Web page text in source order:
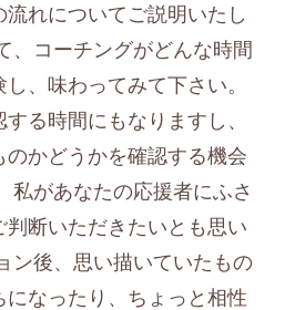
れについてご説明いたし
、コーチングがどんな時間
、味わってみて下さい。
る時間にもなりますし、
かどうかを確認する機会
私があなたの応援者にふさ
断いただきたいとも思い
ン後、思い描いていたもの
になったり、ちょっと相性